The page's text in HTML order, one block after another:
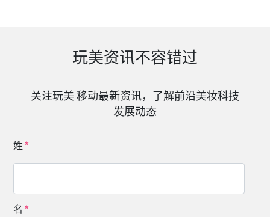
玩美资讯不容错过
关注玩美 移动最新资讯，了解前沿美妆科技
发展动态
姓
名